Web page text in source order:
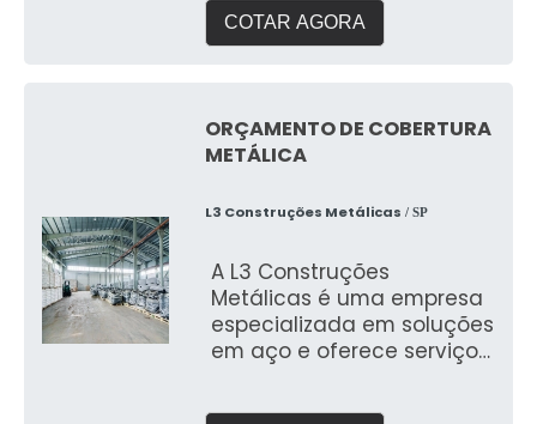
empresa
COTAR AGORA
ORÇAMENTO DE COBERTURA
METÁLICA
L3 Construções Metálicas / SP
A L3 Construções
Metálicas é uma empresa
especializada em soluções
em aço e oferece serviços